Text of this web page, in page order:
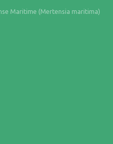
Maritime (Mertensia maritima)